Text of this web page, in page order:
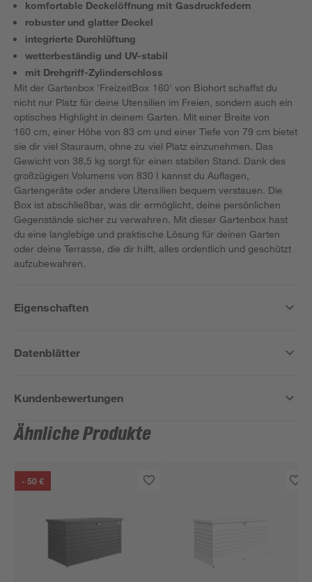
komfortable Deckelöffnung mit Gasdruckfedern
robuster und glatter Deckel
integrierte Durchlüftung
wetterbeständig und UV-stabil
mit Drehgriff-Zylinderschloss
Mit der Gartenbox 'FreizeitBox 160' von Biohort schaffst du
nicht nur Platz für deine Utensilien im Freien, sondern auch ein
optisches Highlight in deinem Garten. Mit einer Breite von
160 cm, einer Höhe von 83 cm und einer Tiefe von 79 cm bietet
sie dir viel Stauraum, ohne zu viel Platz einzunehmen. Das
Gewicht von 38,5 kg sorgt für einen stabilen Stand. Dank des
großzügigen Volumens von 830 l kannst du Auflagen,
Gartengeräte oder andere Utensilien bequem verstauen. Die
Box ist abschließbar, was dir ermöglicht, deine persönlichen
Gegenstände sicher zu verwahren. Mit dieser Gartenbox hast
du eine langlebige und praktische Lösung für deinen Garten
oder deine Terrasse, die dir hilft, alles ordentlich und geschützt
aufzubewahren.
Eigenschaften
Datenblätter
Kundenbewertungen
Ähnliche Produkte
- 50 €